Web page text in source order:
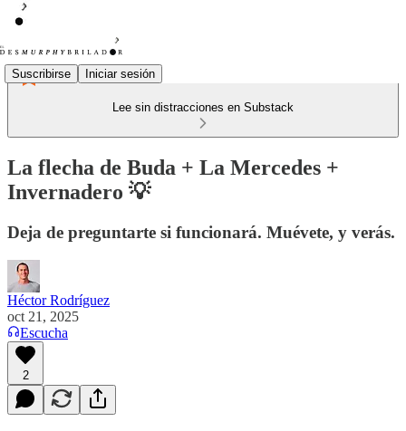
Suscribirse Iniciar sesión
Lee sin distracciones en Substack
La flecha de Buda + La Mercedes +
Invernadero 💡
Deja de preguntarte si funcionará. Muévete, y verás.
Héctor Rodríguez
oct 21, 2025
Escucha
2